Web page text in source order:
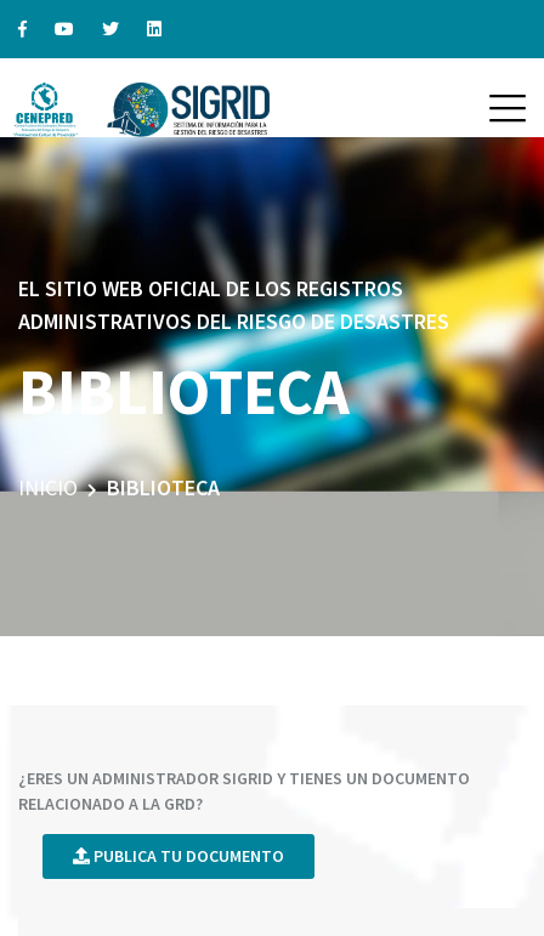
EL SITIO WEB OFICIAL DE LOS REGISTROS
ADMINISTRATIVOS DEL RIESGO DE DESASTRES
BIBLIOTECA
INICIO BIBLIOTECA
¿ERES UN ADMINISTRADOR SIGRID Y TIENES UN DOCUMENTO
RELACIONADO A LA GRD?
PUBLICA TU DOCUMENTO